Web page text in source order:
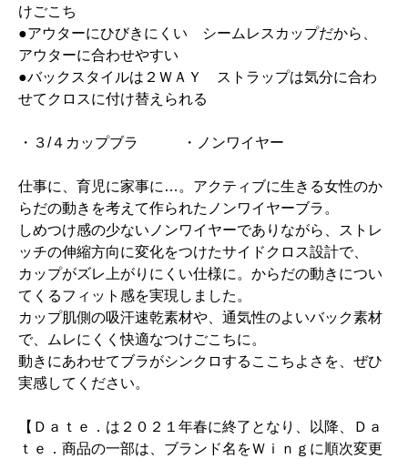
けごこち
●アウターにひびきにくい シームレスカップだから、
アウターに合わせやすい
●バックスタイルは２ＷＡＹ ストラップは気分に合わ
せてクロスに付け替えられる
・３/４カップブラ ・ノンワイヤー
仕事に、育児に家事に…。アクティブに生きる女性のか
らだの動きを考えて作られたノンワイヤーブラ。
しめつけ感の少ないノンワイヤーでありながら、ストレ
ッチの伸縮方向に変化をつけたサイドクロス設計で、
カップがズレ上がりにくい仕様に。からだの動きについ
てくるフィット感を実現しました。
カップ肌側の吸汗速乾素材や、通気性のよいバック素材
で、ムレにくく快適なつけごこちに。
動きにあわせてブラがシンクロするここちよさを、ぜひ
実感してください。
【Ｄａｔｅ．は２０２１年春に終了となり、以降、Ｄａ
ｔｅ．商品の一部は、ブランド名をＷｉｎｇに順次変更